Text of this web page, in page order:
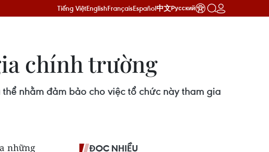
Tiếng ViệtEnglishFrançaisEspañol中文Русский
chính trường
nhằm đảm bảo cho việc tổ chức này tham gia
những
ĐỌC NHIỀU